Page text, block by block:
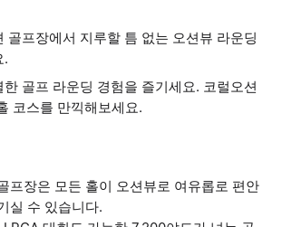
골프장에서 지루할 틈 없는 오션뷰 라운딩
.
골프 라운딩 경험을 즐기세요. 코럴오션
코스를 만끽해보세요.
프장은 모든 홀이 오션뷰로 여유롭로 편안
실 수 있습니다.